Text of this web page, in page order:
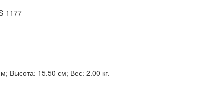
1177
Высота: 15.50 см; Вес: 2.00 кг.